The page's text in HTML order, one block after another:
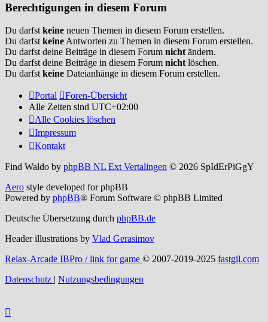
Berechtigungen in diesem Forum
Du darfstkeine neuen Themen in diesem Forum erstellen.
Du darfstkeineAntworten zu Themen in diesem Forum erstellen.
Du darfst deine Beiträge in diesem Forum nichtändern.
Du darfst deine Beiträge in diesem Forum nichtlöschen.
Du darfstkeine Dateianhänge in diesem Forum erstellen.
Portal
Foren-Übersicht
Alle Zeiten sind UTC+02:00
Alle Cookies löschen
Impressum
Kontakt
Find Waldo by phpBB NL Ext Vertalingen © 2026 SpIdErPiGgY
Aero style developed for phpBB
Powered by phpBB® Forum Software © phpBB Limited
Deutsche Übersetzung durch phpBB.de
Header illustrations by Vlad Gerasimov
Relax-Arcade IBPro / link for game © 2007-2019-2025 fastgil.com
Datenschutz | Nutzungsbedingungen